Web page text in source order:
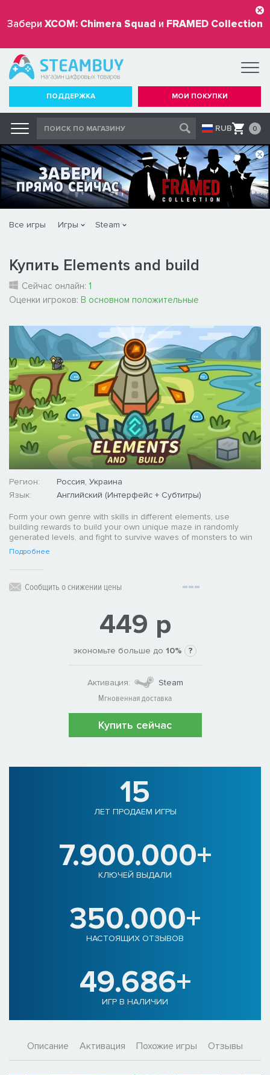
Забери XCOM: Chimera Squad и FRAMED Collection
бесплатно
ПОДДЕРЖКА МОИ ПОКУПКИ
RUB 0
Все игры Игры Steam
Купить Elements and build
Сейчас онлайн: 1
Оценки игроков: В основном положительные
Регион:
Россия, Украина
Язык:
Английский (Интерфейс + Субтитры)
Form your own genre with skills in different elements, use
building rewards to build your own unique maze in randomly
generated levels, and fight to survive waves of monsters to win
Подробнее
Сообщить о снижении цены
449 р
экономьте больше до 10% ?
Активация:
Steam
Мгновенная доставка
Купить сейчас
15
ЛЕТ ПРОДАЕМ ИГРЫ
7.900.000+
КЛЮЧЕЙ ВЫДАЛИ
350.000+
НАСТОЯЩИХ ОТЗЫВОВ
49.686+
ИГР В НАЛИЧИИ
Описание Активация Похожие игры Отзывы